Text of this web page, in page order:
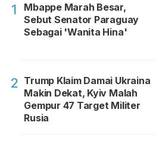
1
Mbappe Marah Besar,
Sebut Senator Paraguay
Sebagai 'Wanita Hina'
2 Trump Klaim Damai Ukraina
Makin Dekat, Kyiv Malah
Gempur 47 Target Militer
Rusia